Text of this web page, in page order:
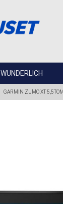
WUNDERLICH
GARMIN ZUMO XT